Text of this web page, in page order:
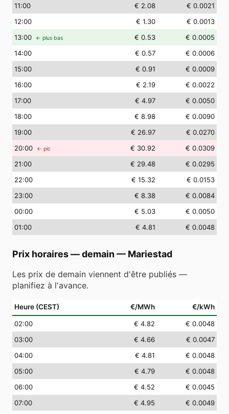
11:00 € 2.08
€ 0.0021
12:00 € 1.30
€ 0.0013
13:00 ← plus bas € 0.53
€ 0.0005
14:00 € 0.57
€ 0.0006
15:00 € 0.91
€ 0.0009
16:00 € 2.19
€ 0.0022
17:00 € 4.97
€ 0.0050
18:00 € 8.98
€ 0.0090
19:00 € 26.97
€ 0.0270
20:00 ← pic € 30.92
€ 0.0309
21:00 € 29.48
€ 0.0295
22:00 € 15.32
€ 0.0153
23:00 € 8.38
€ 0.0084
00:00 € 5.03
€ 0.0050
01:00 € 4.81 € 0.0048
Prix horaires — demain — Mariestad
Les prix de demain viennent d'être publiés —
planifiez à l'avance.
Heure (CEST) €/MWh €/kWh
02:00 € 4.82
€ 0.0048
03:00 € 4.66
€ 0.0047
04:00 € 4.81
€ 0.0048
05:00 € 4.79
€ 0.0048
06:00 € 4.52
€ 0.0045
07:00 € 4.95
€ 0.0049